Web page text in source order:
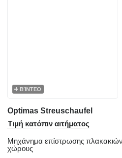
ΒΊΝΤΕΟ
Optimas Streuschaufel
Τιμή κατόπιν αιτήματος
Μηχάνημα επίστρωσης πλακακιών
χώρους